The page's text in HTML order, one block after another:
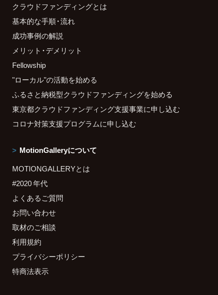
クラウドファンディングとは
基本的な手順・流れ
成功事例の解説
メリット・デメリット
Fellowship
"ローカル"の活動を始める
ふるさと納税型クラウドファンディングを始める
東京都クラウドファンディング支援事業に申し込む
コロナ対策支援プログラムに申し込む
MotionGalleryについて
MOTIONGALLERYとは
#2020 年代
よくあるご質問
お問い合わせ
取材のご相談
利用規約
プライバシーポリシー
特商法表示